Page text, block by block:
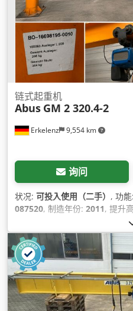
Erkelenz 9,554 km
链式起重机
Abus GM 2 320.4-2
询问
状况: 可投入使用（二手） , 功能:
087520, 制造年份: 2011, 提升
, 输
兹,